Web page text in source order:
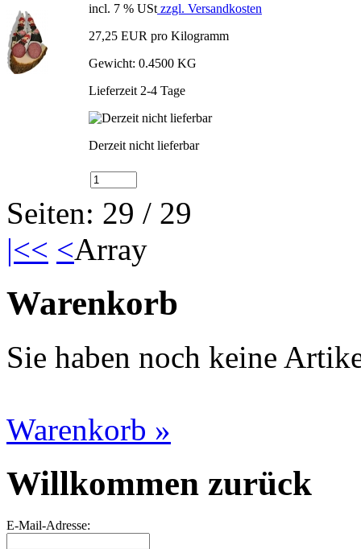
incl. 7 % USt zzgl. Versandkosten
27,25 EUR pro Kilogramm
Gewicht: 0.4500 KG
Lieferzeit 2-4 Tage
Derzeit nicht lieferbar
Seiten: 29 / 29
|<< <Array
Warenkorb
Sie haben noch keine
Warenkorb »
Willkommen zurück
E-Mail-Adresse: